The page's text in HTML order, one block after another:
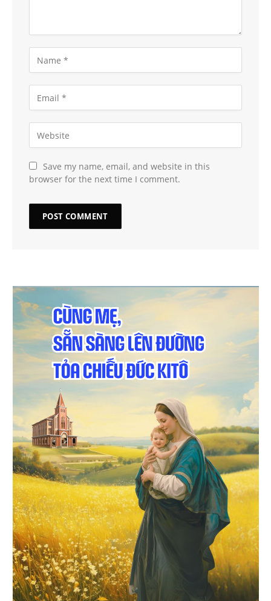
Save my name, email, and website in this
browser for the next time I comment.